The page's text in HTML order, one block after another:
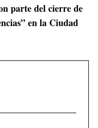
parte del cierre de
en la Ciudad